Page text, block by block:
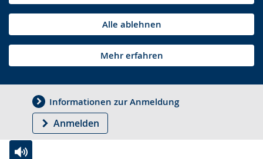
Alle ablehnen
Mehr erfahren
Informationen zur Anmeldung
Anmelden